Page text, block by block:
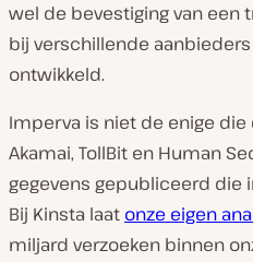
wel de bevestiging van een
bij verschillende
ontwikkeld.
Imperva is niet de enige die
Akamai, TollBit en Human
gegevens gepubliceerd die
Bij Kinsta laat onze eigen
miljard verzoeken binnen